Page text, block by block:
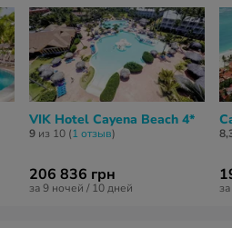
VIK Hotel Cayena Beach 4*
9из 10 (1 отзыв)
206 836 грн
за 9 ночей / 10 дней